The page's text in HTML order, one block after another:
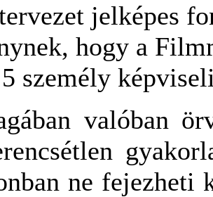
jelképes
hogy a
személy
valóban
ne fejezheti